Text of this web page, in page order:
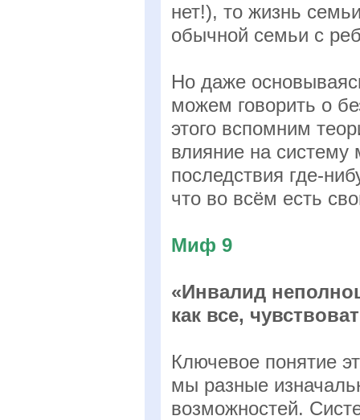
нет!), то жизнь
обычной семьи с
Но даже
можем говорить о
этого вспомним
влияние на
последствия где-
что во всём есть
Миф 9
«Инвалид
как все,
Ключевое понятие
мы разные
возможностей.